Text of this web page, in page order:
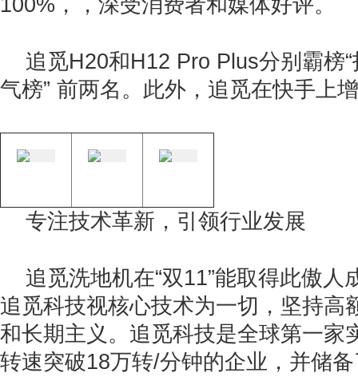
100%，，深受消费者和媒体好评。
追觅H20和H12 Pro Plus分别霸榜
气榜” 前两名。此外，追觅在快手上
专注技术革新，引领行业发展
追觅洗地机在“双11”能取得此傲人
追觅科技视核心技术为一切，坚持高
和长期主义。追觅科技是全球第一家
转速突破18万转/分钟的企业，并储